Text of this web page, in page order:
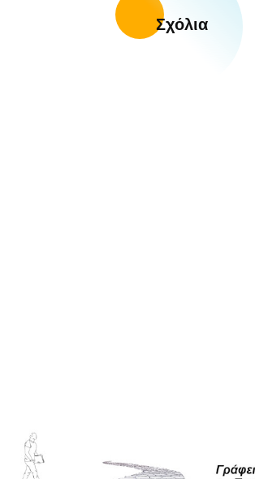
Σχόλια